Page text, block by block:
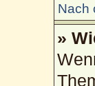
Nach
»